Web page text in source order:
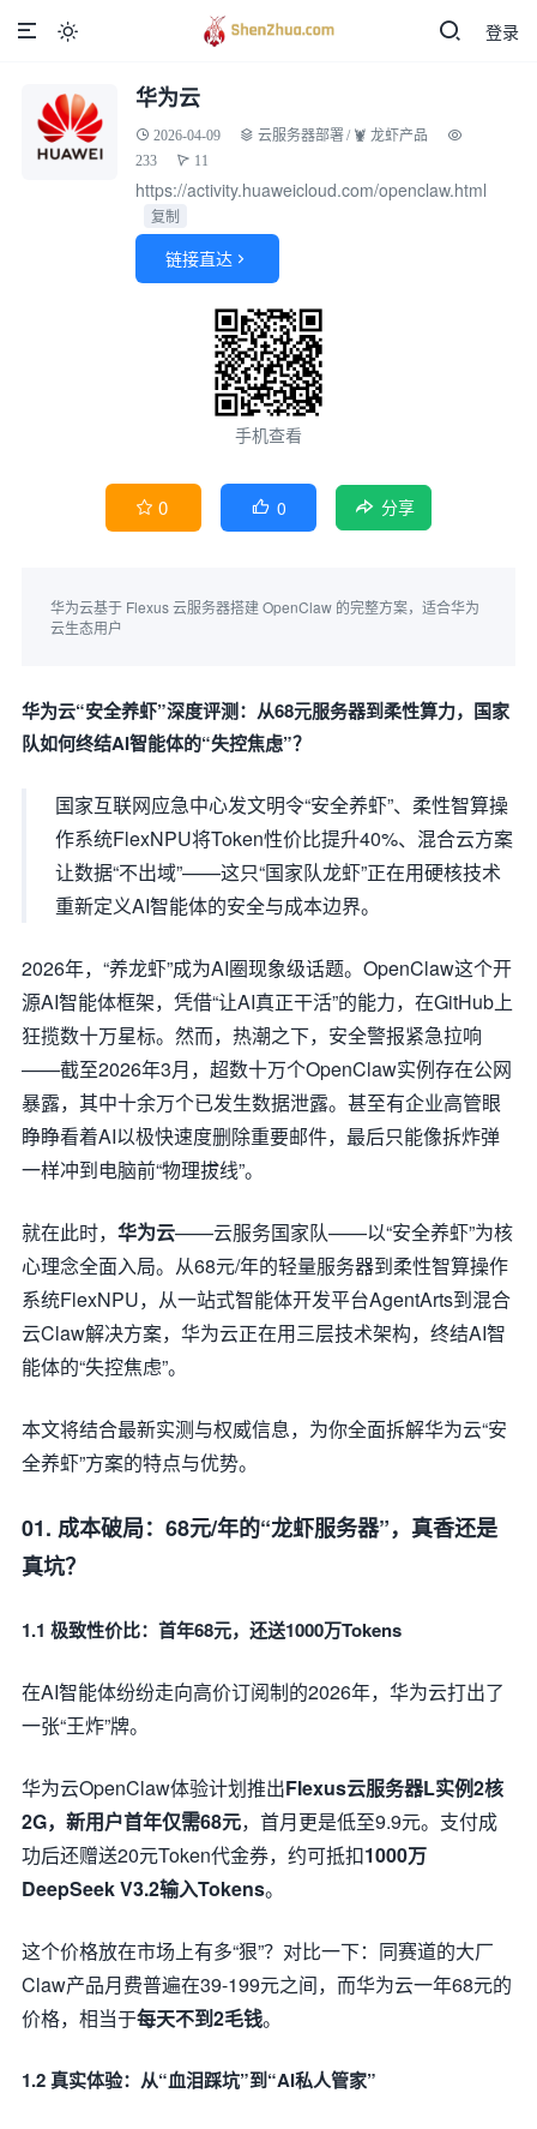
登录

华为云
2026-04-09 云服务器部署/ 🦞 龙虾产品
233
11
https://activity.huaweicloud.com/openclaw.html
复制
链接直达 
手机查看
 0  0 分享
华为云基于 Flexus 云服务器搭建 OpenClaw 的完整方案，适合华为
云生态用户
华为云“安全养虾”深度评测：从68元服务器到柔性算力，国家
队如何终结AI智能体的“失控焦虑”？
国家互联网应急中心发文明令“安全养虾”、柔性智算操
作系统FlexNPU将Token性价比提升40%、混合云方案
让数据“不出域”——这只“国家队龙虾”正在用硬核技术
重新定义AI智能体的安全与成本边界。
2026年，“养龙虾”成为AI圈现象级话题。OpenClaw这个开
源AI智能体框架，凭借“让AI真正干活”的能力，在GitHub上
狂揽数十万星标。然而，热潮之下，安全警报紧急拉响
——截至2026年3月，超数十万个OpenClaw实例存在公网
暴露，其中十余万个已发生数据泄露。甚至有企业高管眼
睁睁看着AI以极快速度删除重要邮件，最后只能像拆炸弹
一样冲到电脑前“物理拔线”。
就在此时， 华为云——云服务国家队——以“安全养虾”为核
心理念全面入局。从68元/年的轻量服务器到柔性智算操作
系统FlexNPU，从一站式智能体开发平台AgentArts到混合
云Claw解决方案，华为云正在用三层技术架构，终结AI智
能体的“失控焦虑”。
本文将结合最新实测与权威信息，为你全面拆解华为云“安
全养虾”方案的特点与优势。
01. 成本破局：68元/年的“龙虾服务器”，真香还是
真坑？
1.1 极致性价比：首年68元，还送1000万Tokens
在AI智能体纷纷走向高价订阅制的2026年，华为云打出了
一张“王炸”牌。
华为云OpenClaw体验计划推出Flexus云服务器L实例2核
2G，新用户首年仅需68元，首月更是低至9.9元。支付成
功后还赠送20元Token代金券，约可抵扣1000万
DeepSeek V3.2输入Tokens。
这个价格放在市场上有多“狠”？对比一下：同赛道的大厂
Claw产品月费普遍在39-199元之间，而华为云一年68元的
价格，相当于每天不到2毛钱。
1.2 真实体验：从“血泪踩坑”到“AI私人管家”